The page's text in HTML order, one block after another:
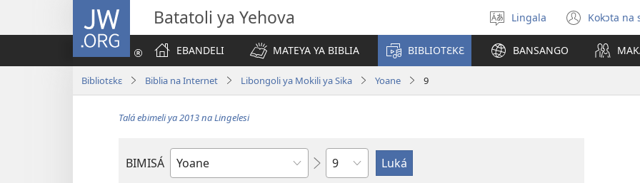
JW.ORG Batatoli ya Yehova
Poná
monɔkɔ
Lingala Kokɔta na
EBANDELI
MATEYA YA BIBLIA BIBLIOTƐKƐ BANSANGO
Bibliotɛkɛ Biblia na Internet Libongoli ya Mokili ya Sika Yoane 9
Talá ebimeli ya 2013 na Lingelesi
BIMISÁ
Mokanda
Mokapo